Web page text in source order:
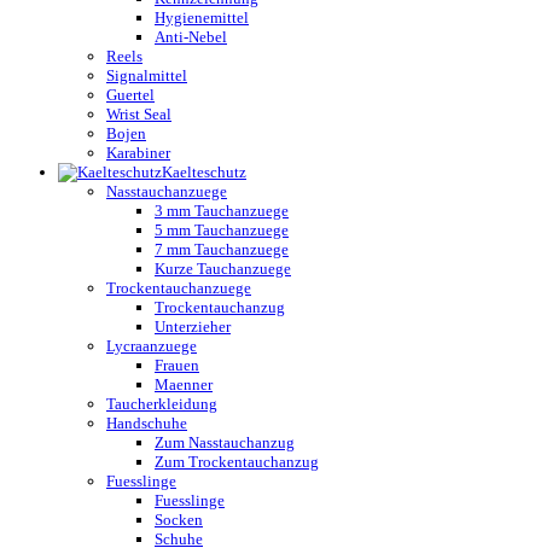
Hygienemittel
Anti-Nebel
Reels
Signalmittel
Guertel
Wrist Seal
Bojen
Karabiner
Kaelteschutz
Nasstauchanzuege
3 mm Tauchanzuege
5 mm Tauchanzuege
7 mm Tauchanzuege
Kurze Tauchanzuege
Trockentauchanzuege
Trockentauchanzug
Unterzieher
Lycraanzuege
Frauen
Maenner
Taucherkleidung
Handschuhe
Zum Nasstauchanzug
Zum Trockentauchanzug
Fuesslinge
Fuesslinge
Socken
Schuhe